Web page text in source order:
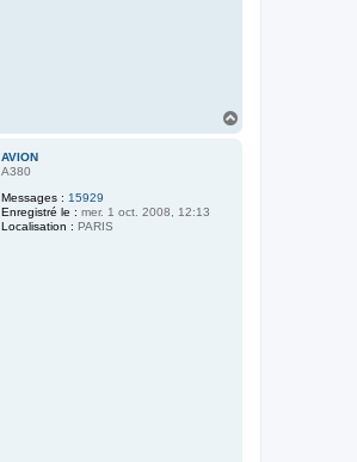
AVION
A380
Messages : 15929
Enregistré le : mer. 1 oct. 2008, 12:13
Localisation : PARIS